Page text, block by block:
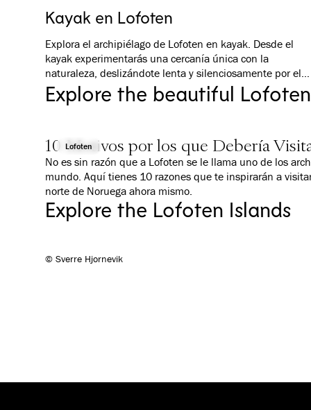
en nuestro restaurante y degustar aguardiente en The
Aquavit Loft Bar.
Kayak en Lofoten
Explora el archipiélago de Lofoten en kayak. Desde el
kayak experimentarás una cercanía única con la
naturaleza, deslizándote lenta y silenciosamente por el
paisaje con tu propio esfuerzo. Ya sea que viajes solo, en
pareja o en familia, un paseo en kayak es una forma
Explore the beautiful
Lofoten
10 Motivos por los que Debería
No es sin razón que a Lofoten se le llama uno de los
mundo. Aquí tienes 10 razones que te inspirarán a
norte de Noruega ahora mismo.
Explore the Lofoten Islands
© Sverre Hjornevik